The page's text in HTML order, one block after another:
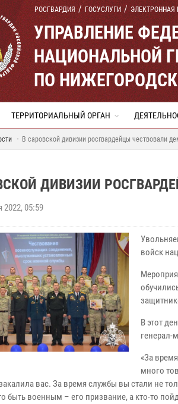
РОСГВАРДИЯ ГОСУСЛУГИ ЭЛЕКТРОННАЯ
УПРАВЛЕНИЕ
НАЦИОНАЛЬНОЙ
ПО
ТЕРРИТОРИАЛЬНЫЙ ОРГАН
В саровской дивизии росгвардейцы чествовали
ДИВИЗИИ
2022, 05:59
войск
В этот
генерал-
«За
много
вас. За время службы вы стали не
быть военным – его призвание, а кто-то